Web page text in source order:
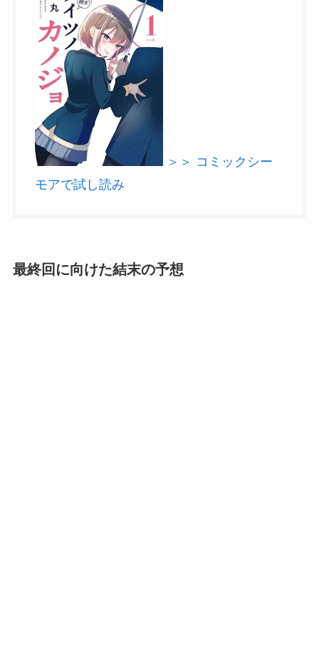
＞＞ コミックシー
モアで試し読み
最終回に向けた結末の予想